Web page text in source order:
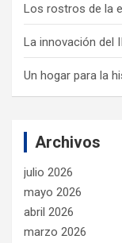
Los rostros de la
La innovación del
Un hogar para la
Archivos
julio 2026
mayo 2026
abril 2026
marzo 2026